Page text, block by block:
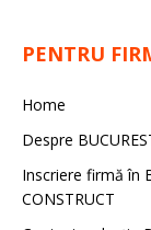
PENTRU
Home
Despre
Inscriere firmă în
CONSTRUCT